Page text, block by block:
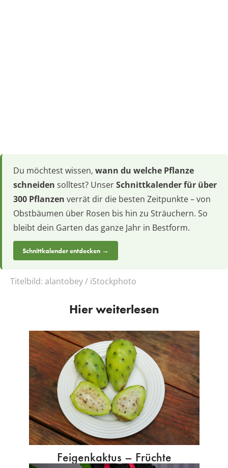
Du möchtest wissen, wann du welche Pflanze
schneiden solltest? UnserSchnittkalender für über
300 Pflanzen verrät dir die besten Zeitpunkte – von
Obstbäumen über Rosen bis hin zu Sträuchern. So
bleibt dein Garten das ganze Jahr in Bestform.
Schnittkalender entdecken →
Titelbild: alantobey / iStockphoto
Hier weiterlesen
Feigenkaktus – Früchte